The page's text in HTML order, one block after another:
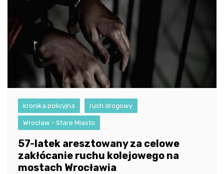
kronika policyjna ruch drogowy
Wrocław - Stare Miasto
57-latek aresztowany za celowe
zakłócanie ruchu kolejowego na
mostach Wrocławia